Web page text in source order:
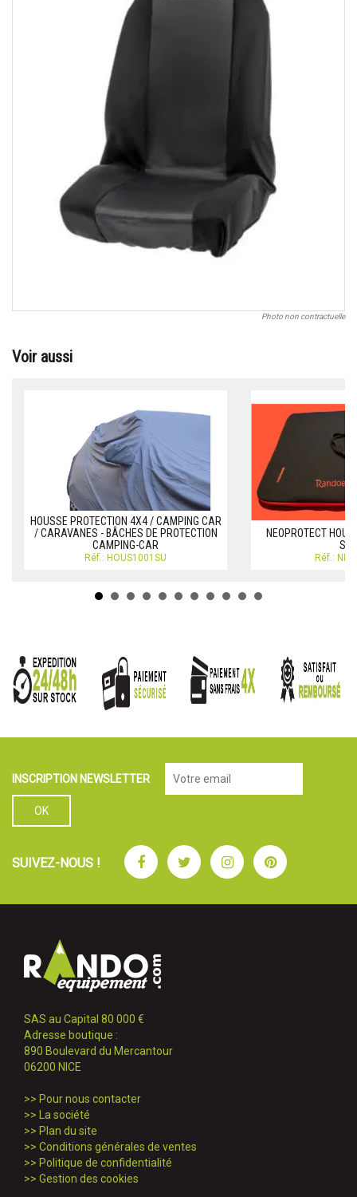
Photo non contractuelle
Voir aussi
HOUSSE PROTECTION 4X4 / CAMPING CAR
/ CARAVANES - BÂCHES DE PROTECTION
CAMPING-CAR
Réf.: HOUS1001SU
NEOPROTECT
Réf.:
INSCRIPTION NEWSLETTER
SUIVEZ-NOUS ! FacebookTwitterInstagramPinterest
SAS au Capital 80 000 €
Adresse boutique :
890 Boulevard du Mercantour
06200 NICE
>> Pour nous contacter
>> La société
>> Plan du site
>> Conditions générales de ventes
>> Politique de confidentialité
>> Gestion des cookies